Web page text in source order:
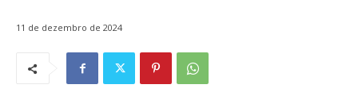
11 de dezembro de 2024